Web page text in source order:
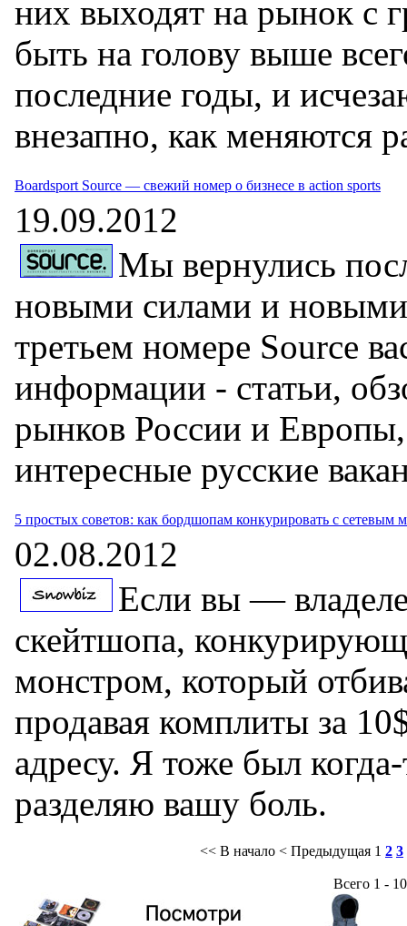
них выходят на рынок с
быть на голову выше
последние годы, и
внезапно, как меняются
Boardsport Source — свежий номер о бизнесе в action sports
19.09.2012
Мы вернулись
новыми силами и
третьем номере Source
информации - статьи,
рынков России и
интересные русские
5 простых советов: как бордшопам конкурировать с сетевым
02.08.2012
Если вы —
скейтшопа,
монстром, который
продавая комплиты за
адресу. Я тоже был
разделяю вашу боль.
<< В начало < Предыдущая 1 2 3
Всего 1 -